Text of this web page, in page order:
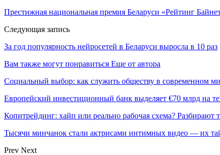
Престижная национальная премия Беларуси «Рейтинг
Следующая запись
За год популярность нейросетей в Беларуси выросла в 10 раз
Вам также могут понравиться Еще от автора
Социальный выбор: как служить обществу в современном
Европейский инвестиционный банк выделяет €70 млрд на
Копитрейдинг: хайп или реально рабочая схема? Разбирают
Тысячи минчанок стали актрисами интимных видео — их
Prev Next